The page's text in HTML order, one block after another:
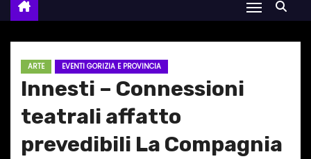
ARTE EVENTI GORIZIA E PROVINCIA
Innesti – Connessioni
teatrali affatto
prevedibili La Compagnia